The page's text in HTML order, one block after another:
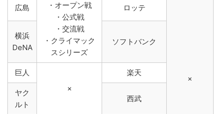
×
広島
・オープン戦
・公式戦
・交流戦
・クライマック
スシリーズ
ロッテ
横浜
DeNA
ソフトバンク
巨人
×
楽天
ヤク
ルト
西武